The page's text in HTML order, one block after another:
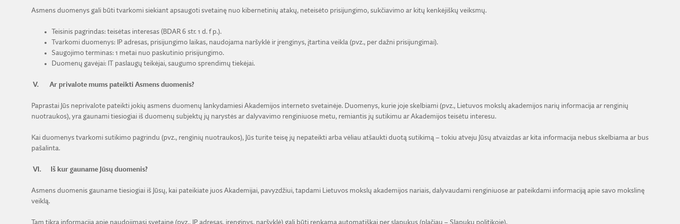
Asmens duomenys gali būti tvarkomi siekiant apsaugoti svetainę nuo kibernetinių atakų, neteisėto prisijungimo, sukčiavimo ar kitų kenkėjiškų veiksmų.
Teisinis pagrindas: teisėtas interesas (BDAR 6 str. 1 d. f p.).
Tvarkomi duomenys: IP adresas, prisijungimo laikas, naudojama naršyklė ir įrenginys, įtartina veikla (pvz., per dažni prisijungimai).
Saugojimo terminas: 1 metai nuo paskutinio prisijungimo.
Duomenų gavėjai: IT paslaugų teikėjai, saugumo sprendimų tiekėjai.
V. Ar privalote mums pateikti Asmens duomenis?
Paprastai Jūs neprivalote pateikti jokių asmens duomenų lankydamiesi Akademijos interneto svetainėje. Duomenys, kurie joje skelbiami (pvz., Lietuvos mokslų akademijos narių informacija ar renginių
nuotraukos), yra gaunami tiesiogiai iš duomenų subjektų jų narystės ar dalyvavimo renginiuose metu, remiantis jų sutikimu ar Akademijos teisėtu interesu.
Kai duomenys tvarkomi sutikimo pagrindu (pvz., renginių nuotraukos), Jūs turite teisę jų nepateikti arba vėliau atšaukti duotą sutikimą – tokiu atveju Jūsų atvaizdas ar kita informacija nebus skelbiama ar bus
pašalinta.
VI. Iš kur gauname Jūsų duomenis?
Asmens duomenis gauname tiesiogiai iš Jūsų, kai pateikiate juos Akademijai, pavyzdžiui, tapdami Lietuvos mokslų akademijos nariais, dalyvaudami renginiuose ar pateikdami informaciją apie savo mokslinę
veiklą.
Tam tikra informacija apie naudojimąsi svetaine (pvz., IP adresas, įrenginys, naršyklė) gali būti renkama automatiškai per slapukus (plačiau – Slapukų politikoje).